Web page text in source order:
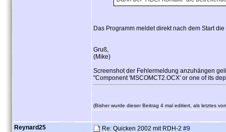
Das Programm meldet direkt nach dem Start
Gruß,
(Mike)
Screenshot der Fehlermeldung anzuhängen
"Component 'MSCOMCT2.OCX' or one of its
(Bisher wurde dieser Beitrag 4 mal editiert, als letztes
Reynard25 Re: Quicken 2002 mit RDH-2 #9